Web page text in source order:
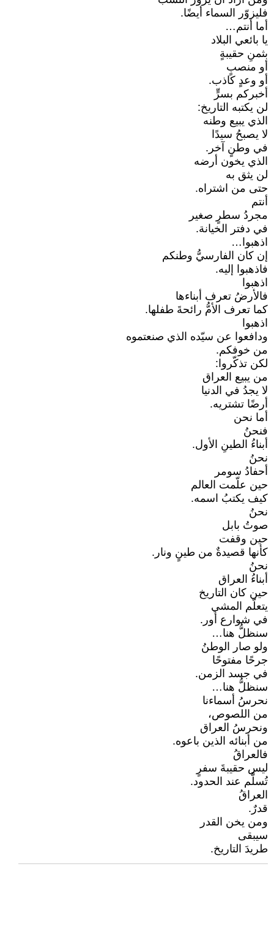
فليزوّر السماء أيضًا.
أما أنتم…
يا بائعي البلاد
بثمنِ حقيبةٍ
أو منصبٍ
أو وعدٍ كاذب.
أخبركم بسرٍّ
لن يكتبه التاريخ:
الذي يبيع وطنه
لا يصبحُ سيدًا
في وطنٍ آخر.
الذي يخون أرضه
لن يثق به
حتى من اشتراه.
أنتم
مجردُ سطرٍ صغير
في دفتر الخيانة.
اذهبوا…
إن كان الفارسيُّ وطنكم
فاذهبوا إليه.
اذهبوا
فالأرضُ تعرف أبناءها
كما تعرف الأمُّ رائحةَ طفلها.
اذهبوا
ودافعوا عن سيّده الذي صنعتموه
من خوفكم.
لكن تذكّروا:
من يبيع العراق
لا يجدُ في الدنيا
أرضًا تشتريه.
أما نحن
فنحنُ
أبناءُ الطينِ الأول.
نحنُ
أحفادُ سومر
حين علّمت العالم
كيف يكتبُ اسمه.
نحنُ
صوتُ بابل
حين وقفت
كأنها قصيدةٌ من طينٍ ونار.
نحنُ
أبناءُ العراق
حين كان التاريخ
يتعلّم المشي
في شوارع أور.
سنظلُّ هنا…
ولو صار الوطنُ
جرحًا مفتوحًا
في جسد الزمن.
سنظلُّ هنا…
نحرسُ أسماءنا
من اللصوص،
ونحرسُ العراق
من أبنائه الذين باعوه.
فالعراقُ
ليس حقيبةَ سفرٍ
تُسلَّم عند الحدود.
العراقُ
قدرٌ.
ومن يخن القدر
سيبقى
طريدَ التاريخ.